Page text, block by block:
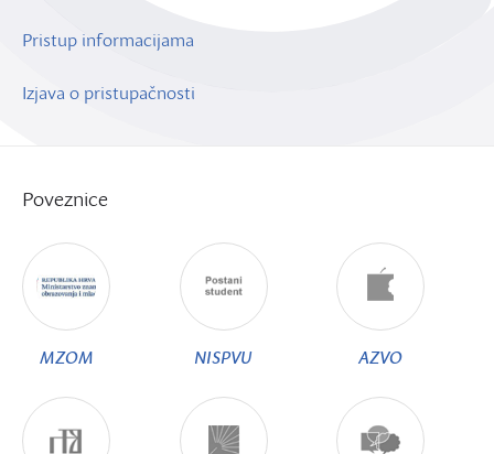
Pristup informacijama
Izjava o pristupačnosti
Poveznice
MZOM NISPVU AZVO